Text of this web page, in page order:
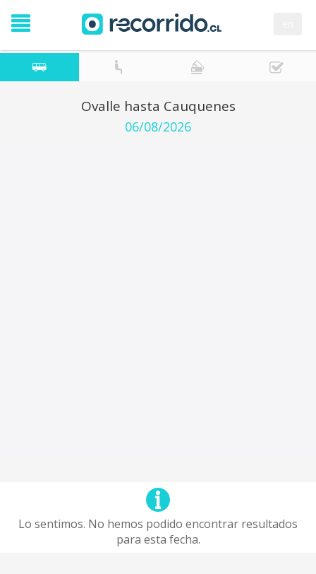
Ovalle hasta Cauquenes
06/08/2026
Lo sentimos. No hemos podido encontrar resultados
para esta fecha.